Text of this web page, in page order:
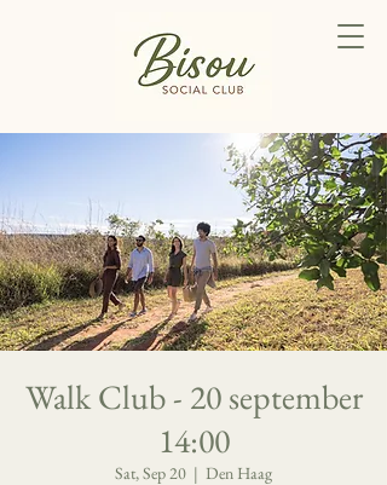
Walk Club - 20 september
14:00
Sat, Sep 20
  |
Den Haag